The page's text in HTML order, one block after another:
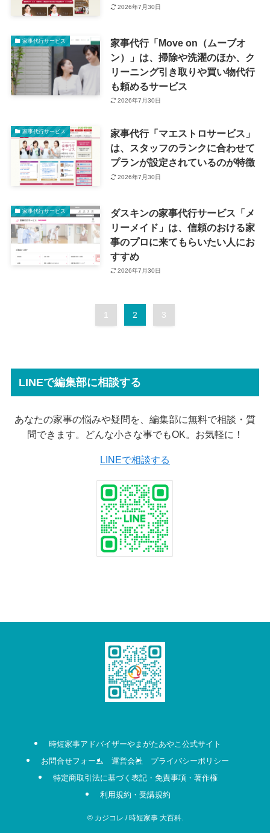
2026年7月30日
家事代行サービス
家事代行「Move on（ムーブオ
ン）」は、掃除や洗濯のほか、ク
リーニング引き取りや買い物代行
も頼めるサービス
2026年7月30日
家事代行サービス
家事代行「マエストロサービス」
は、スタッフのランクに合わせて
プランが設定されているのが特徴
2026年7月30日
家事代行サービス
ダスキンの家事代行サービス「メ
リーメイド」は、信頼のおける家
事のプロに来てもらいたい人にお
すすめ
2026年7月30日
1 2 3
LINEで編集部に相談する
あなたの家事の悩みや疑問を、編集部に無料で相談・質
問できます。どんな小さな事でもOK。お気軽に！
LINEで相談する
時短家事アドバイザーやまがたあやこ公式サイト
お問合せフォーム
運営会社
プライバシーポリシー
特定商取引法に基づく表記・免責事項・著作権
利用規約・受講規約
©カジコレ / 時短家事 大百科.